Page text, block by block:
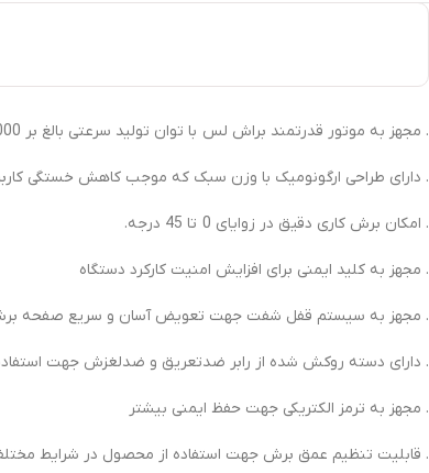
. مجهز به موتور قدرتمند براش لس با توان تولید سرعتی بالغ بر 6000 دور در دقیقه
. دارای طراحی ارگونومیک با وزن سبک که موجب کاهش خستگی
. امکان برش کاری دقیق در زوایای 0 تا 45 درجه.
. مجهز به کلید ایمنی برای افزایش امنیت کارکرد دستگاه
. مجهز به سیستم قفل شفت جهت تعویض آسان و سریع صفحه
. دارای دسته روکش شده از رابر ضدتعریق و ضدلغزش جهت
. مجهز به ترمز الکتریکی جهت حفظ ایمنی بیشتر
. قابلیت تنظیم عمق برش جهت استفاده از محصول در شرایط